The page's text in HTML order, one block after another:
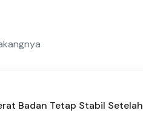
Badan Tetap Stabil Setelah